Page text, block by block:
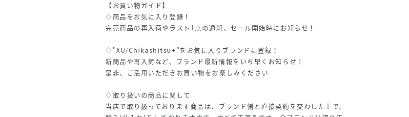
【お買い物ガイド】
♢商品をお気に入り登録！
完売商品の再入荷やラスト1点の通知、セール開始時にお知らせ！
♢"XU/Chikashitsu+"をお気に入りブランドに登録！
新商品や再入荷など、ブランド最新情報をいち早くお知らせ！
是非、ご活用いただきお買い物をお楽しみください
♢取り扱いの商品に関して
当店で取り扱っております商品は、ブランド側と直接契約を交わした上で、